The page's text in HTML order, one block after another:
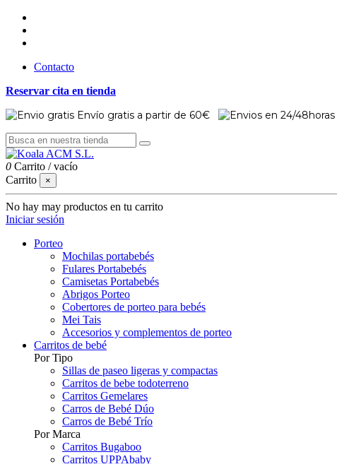
Contacto
Reservar cita en tienda
Envío gratis a partir de 60€
0 Carrito /vacío
Carrito
×
No hay may productos en tu carrito
Iniciar sesión
Porteo
Mochilas portabebés
Fulares Portabebés
Camisetas Portabebés
Abrigos Porteo
Cobertores de porteo para bebés
Mei Tais
Accesorios y complementos de porteo
Carritos de bebé
Por Tipo
Sillas de paseo ligeras y compactas
Carritos de bebe todoterreno
Carritos Gemelares
Carros de Bebé Dúo
Carros de Bebé Trío
Por Marca
Carritos Bugaboo
Carritos UPPAbaby